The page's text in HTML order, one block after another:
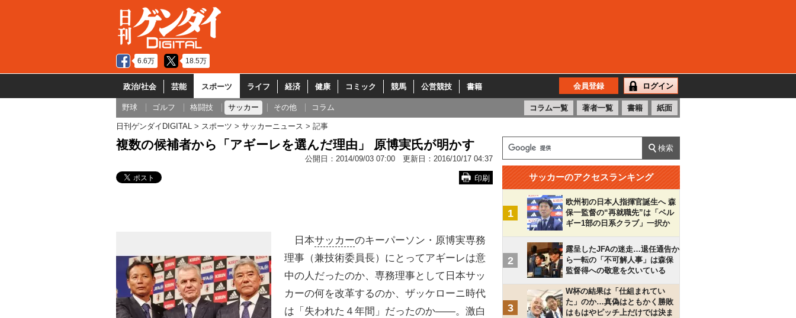
6.6万 18.5万
政治/社会 芸能 スポーツ ライフ 経済 健康 コミック 競馬 公営競技 書籍 会員登録 ログイン
野球 ゴルフ 格闘技 サッカー その他 コラム コラム一覧 著者一覧 書籍 紙面
日刊ゲンダイDIGITAL スポーツ サッカーニュース 記事
複数の候補者から「アギーレを選んだ理由」 原博実氏が明かす
公開日： 2014/09/03 07:00 更新日： 2016/10/17 04:37
印刷
日本サッカーのキーパーソン・原博実専務
理事（兼技術委員長）にとってアギーレは意
中の人だったのか、専務理事として日本サッ
カーの何を改革するのか、ザッケローニ時代
は「失われた４年間」だったのか――。激白
サッカーのアクセスランキング
1
欧州初の日本人指揮官誕生へ 森
保一監督の“再就職先”は「ベル
ギー1部の日系クラブ」一択か
2
露呈したJFAの迷走…退任通告か
ら一転の「不可解人事」は森保
監督得への敬意を欠いている
3
W杯の結果は「仕組まれてい
た」のか…真偽はともかく勝敗
はもはやピッチ上だけでは決ま